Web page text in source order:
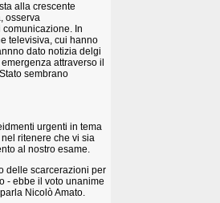
alla crescente
osserva
In
televisiva, cui hanno
dato notizia delgi
attraverso il
sembrano
urgenti in tema
ritenere che vi sia
al nostro esame.
delle scarcerazioni per
- ebbe il voto unanime
Nicolò Amato.